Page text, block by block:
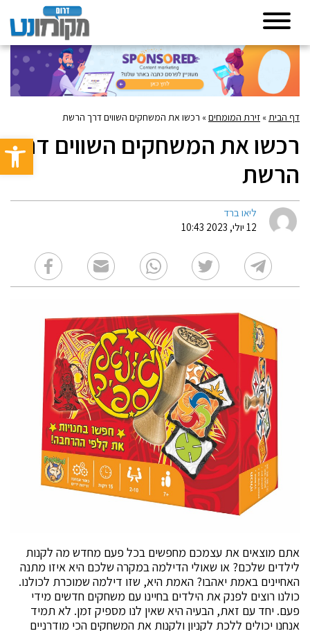
פתח
דף הבית» זירת המומחים» רכשו את המשחקים השווים דרך הרשת
רכשו את המשחקים השווים דרך
הרשת
ליאו ברד
12 יולי, 2023 10:43
אתם מוצאים את עצמכם מחפשים בכל פעם מחדש מה לקנות
לילדים שלכם? או שאולי הדילמה במקרה שלכם היא איזו מתנה
האחיינים באמת יאהבו? האמת היא, שזו דילמה שמוכרת לכולנו.
כולנו רוצים לפנק את הילדים בחיינו עם משחקים חדשים מידי
פעם. יחד עם זאת, הבעיה היא שאין לנו מספיק זמן. לא תמיד
אנחנו יכולים ללכת לקניון ולקנות את המשחקים הכי מודרניים